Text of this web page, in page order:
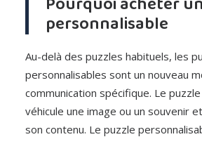
personnalisable
Au-delà des puzzles habituels, les
personnalisables sont un nouveau
communication spécifique. Le
véhicule une image ou un souvenir
son contenu. Le puzzle